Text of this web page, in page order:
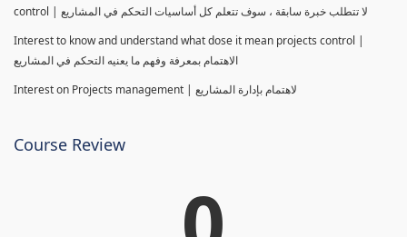
control | لا تتطلب خبرة سابقة ، سوف تتعلم كل أساسيات التحكم في المشاريع
Interest to know and understand what dose it mean projects control |
الاهتمام بمعرفة وفهم ما يعنيه التحكم في المشاريع
Interest on Projects management | لاهتمام بإدارة المشاريع
Course Review